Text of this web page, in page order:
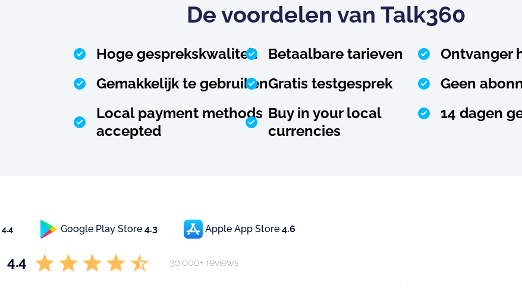
De voordelen van Talk360
Hoge gesprekskwaliteit Betaalbare tarieven
Ontvanger
Gemakkelijk te gebruikenGratis testgesprek
Geen
Local payment methods
accepted
Buy in your local
currencies
14 dagen
4.4 Google Play Store 4.3 Apple App Store 4.6
4.4 30.000+ reviews